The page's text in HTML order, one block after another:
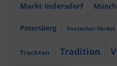
Markt Indersdorf
Petersberg Poetischer Herbst
Trachten Tradition